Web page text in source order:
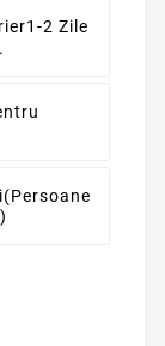
1-2 Zile
(persoane